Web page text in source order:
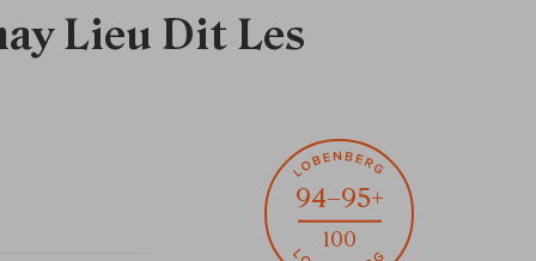
Lieu Dit Les
94–95+
100